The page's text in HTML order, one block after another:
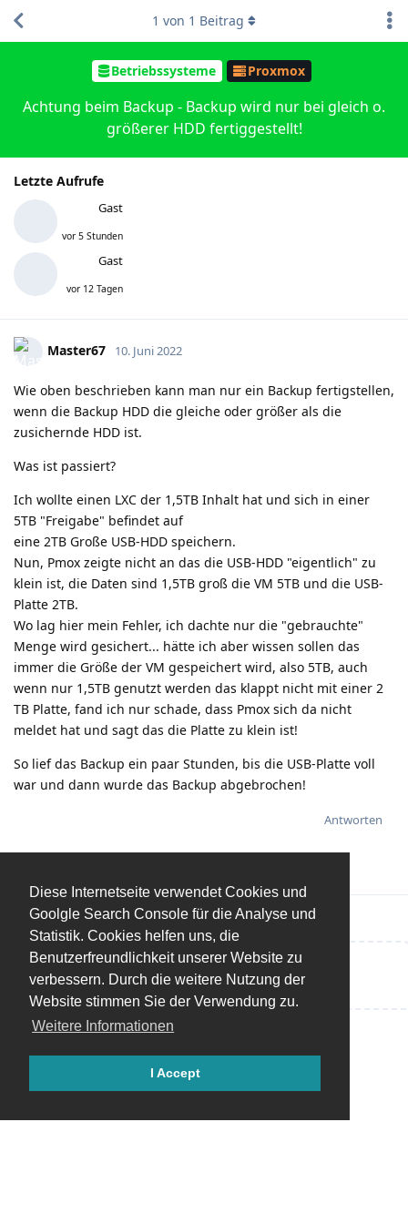
Diese Internetseite verwendet Cookies und
Goolgle Search Console für die Analyse und
Statistik. Cookies helfen uns, die
Benutzerfreundlichkeit unserer Website zu
verbessern. Durch die weitere Nutzung der
Website stimmen Sie der Verwendung zu.
Weitere Informationen
I Accept
Betriebssysteme Proxmox
Achtung beim Backup - Backup wird nur bei gleich o.
größerer HDD fertiggestellt!
Letzte Aufrufe
Gast
vor 5 Stunden
Gast
vor 12 Tagen
1 von 1 Beitrag
Master67 10. Juni 2022
Wie oben beschrieben kann man nur ein Backup fertigstellen,
wenn die Backup HDD die gleiche oder größer als die
zusichernde HDD ist.
Was ist passiert?
Ich wollte einen LXC der 1,5TB Inhalt hat und sich in einer
5TB "Freigabe" befindet auf
eine 2TB Große USB-HDD speichern.
Nun, Pmox zeigte nicht an das die USB-HDD "eigentlich" zu
klein ist, die Daten sind 1,5TB groß die VM 5TB und die USB-
Platte 2TB.
Wo lag hier mein Fehler, ich dachte nur die "gebrauchte"
Menge wird gesichert... hätte ich aber wissen sollen das
immer die Größe der VM gespeichert wird, also 5TB, auch
wenn nur 1,5TB genutzt werden das klappt nicht mit einer 2
TB Platte, fand ich nur schade, dass Pmox sich da nicht
meldet hat und sagt das die Platte zu klein ist!
So lief das Backup ein paar Stunden, bis die USB-Platte voll
war und dann wurde das Backup abgebrochen!
Antworten
Eine Antwort schreiben…